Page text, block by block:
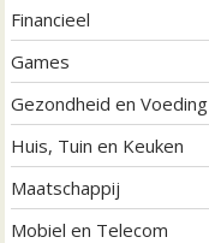
Financieel
Games
Gezondheid en Voeding
Huis, Tuin en Keuken
Maatschappij
Mobiel en Telecom